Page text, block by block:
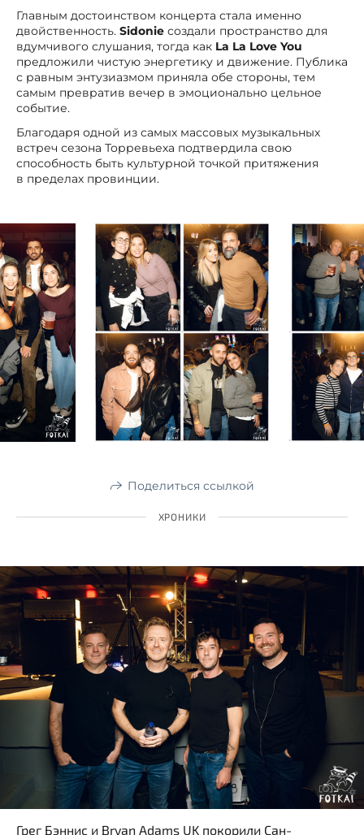
Главным достоинством концерта стала именно
двойственность. Sidonie создали пространство для
вдумчивого слушания, тогда как La La Love You
предложили чистую энергетику и движение. Публика
с равным энтузиазмом приняла обе стороны, тем
самым превратив вечер в эмоционально цельное
событие.
Благодаря одной из самых массовых музыкальных
встреч сезона Торревьеха подтвердила свою
способность быть культурной точкой притяжения
в пределах провинции.
Поделиться ссылкой
ХРОНИКИ
Грег Бэннис и Bryan Adams UK покорили Сан-